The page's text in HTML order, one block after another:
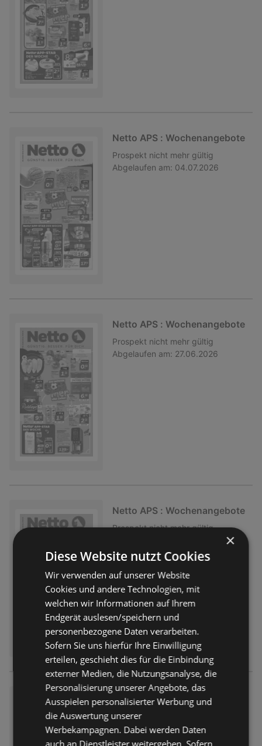
Netto APS : Wochenangebote
Prospekt nicht mehr gültig
Abgelaufen am: 04.07.2026
Netto APS : Wochenangebote
Prospekt nicht mehr gültig
Abgelaufen am: 27.06.2026
Netto APS : Wochenangebote
Prospekt nicht mehr gültig
Netto APS : Wochenangebote
Prospekt
Abgelaufen am: 20.06.2026
×
Diese Website nutzt Cookies
Wir verwenden auf unserer Website
Cookies und andere Technologien, mit
welchen wir Informationen auf Ihrem
Endgerät auslesen/speichern und
personenbezogene Daten verarbeiten.
Sofern Sie uns hierfür Ihre Einwilligung
erteilen, geschieht dies für die Einbindung
externer Medien, die Nutzungsanalyse, die
Personalisierung unserer Angebote, das
Ausspielen personalisierter Werbung und
die Auswertung unserer
Werbekampagnen. Dabei werden Daten
auch an Dienstleister weitergeben. Sofern